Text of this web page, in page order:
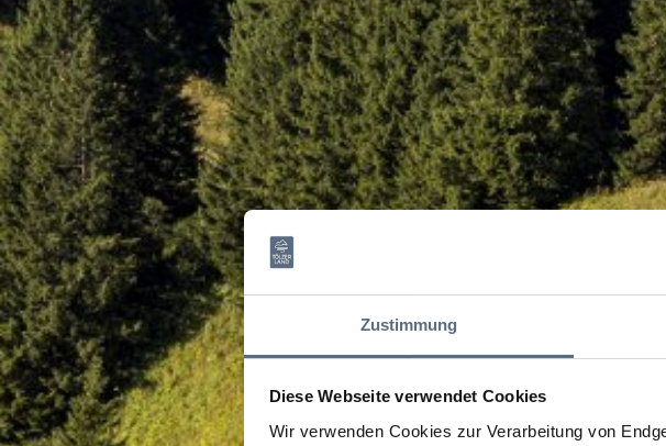
Zustimmung
Diese Webseite verwendet Cookies
Wir verwenden Cookies zur Verarbeitung von